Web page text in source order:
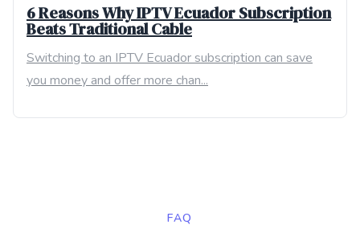
6 Reasons Why IPTV Ecuador Subscription
Beats Traditional Cable
Switching to an IPTV Ecuador subscription can save
you money and offer more chan...
FAQ